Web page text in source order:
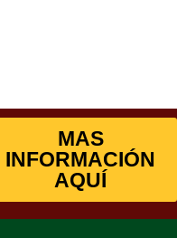
MAS
INFORMACIÓN
AQUÍ